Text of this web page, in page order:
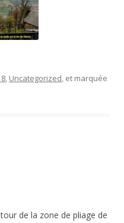
, Uncategorized, et marquée
de la zone de pliage de